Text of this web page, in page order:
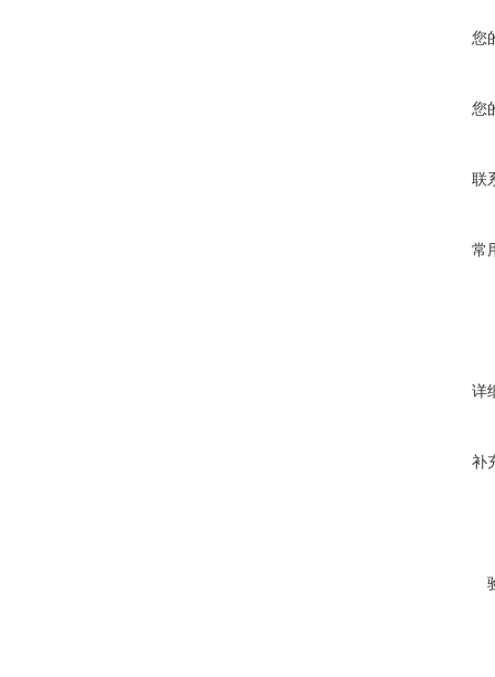
您
您
联
常
详
补